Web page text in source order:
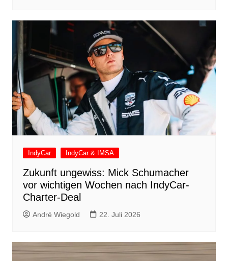
IndyCar IndyCar & IMSA
Zukunft ungewiss: Mick Schumacher
vor wichtigen Wochen nach IndyCar-
Charter-Deal
André Wiegold 22. Juli 2026